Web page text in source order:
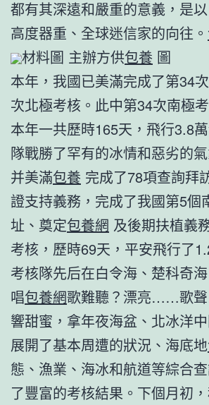
都有其深遠和嚴重的意義，是
高度器重、全球迷信家的向往。
材料圖 主辦方供包養 圖
本年，我國已美滿完成了第34
次北極考核。此中第34次南極
本年一共歷時165天，飛行3.8
隊戰勝了罕有的冰情和惡劣的
并美滿包養 完成了78項查詢拜
證支持義務，完成了我國第5個
址、奠定包養網 及後期扶植義
考核，歷時69天，平安飛行了
考核隊先后在白令海、楚科奇
唱包養網歌難聽？漂亮……歌
響甜蜜，拿年夜海盆、北冰洋
展開了基本周遭的狀況、海底地
態、漁業、海冰和航道等綜合
了豐富的考核結果。下個月初